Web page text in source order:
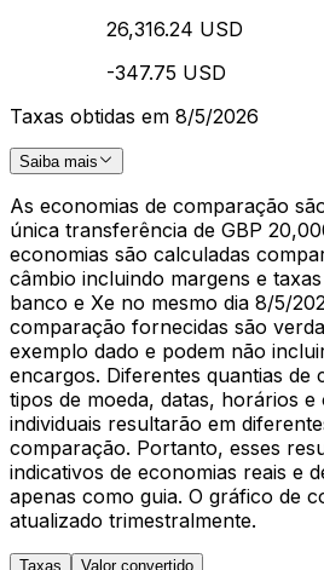
26,316.24 USD
-347.75 USD
Taxas obtidas em 8/5/2026
Saiba mais
As economias de comparação
única transferência de GBP
economias são calculadas
câmbio incluindo margens e
banco e Xe no mesmo dia 8/5/
comparação fornecidas são
exemplo dado e podem não
encargos. Diferentes quantias de
tipos de moeda, datas, horários
individuais resultarão em
comparação. Portanto, esses
indicativos de economias reais e
apenas como guia. O gráfico de
atualizado trimestralmente.
Taxas Valor convertido